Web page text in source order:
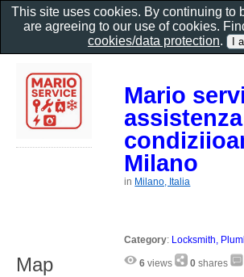
Mario
assistenza
Milano
in Milano, Italia
Category: Locksmith,
6 views 0 shares
Map
This site uses cookies. By continuing to
are agreeing to our use of cookies.
cookies/data protection.